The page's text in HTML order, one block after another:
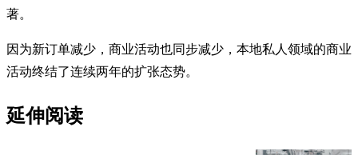
著。
因为新订单减少，商业活动也同步减少，本地私人领域的商业
活动终结了连续两年的扩张态势。
延伸阅读